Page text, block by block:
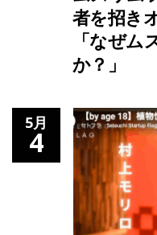
者を招き
「なぜム
か？」
5月
4